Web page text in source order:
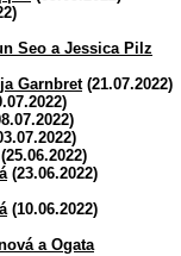
Seo a Jessica Pilz
Garnbret(21.07.2022)
(23.06.2022)
(10.06.2022)
a Ogata